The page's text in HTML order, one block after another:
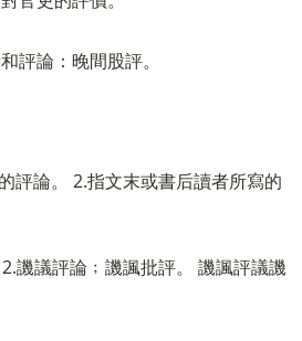
評論：晚間股評。
評論。 2.指文末或書后讀者所寫的
譏議評論﹔譏諷批評。 譏諷評議譏